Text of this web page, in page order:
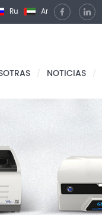
Ru Ar
/ NOTICIAS /